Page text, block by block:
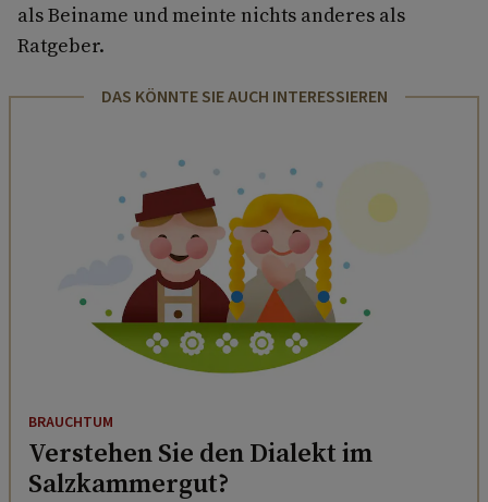
als Beiname und meinte nichts anderes als
Ratgeber.
DAS KÖNNTE SIE AUCH INTERESSIEREN
BRAUCHTUM
Verstehen Sie den Dialekt im
Salzkammergut?